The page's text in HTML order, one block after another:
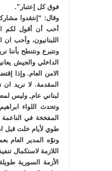
فوق كل إعتبار”.
وقال: “إنتقدوا
أحب أن أقول لكم
اللبنانيون، وأحب
ونتبرع ونتنطح
الداخلي والجيش
الامن العام. وإذا
المقدمة. لا نريد
لبناني عام, وليس
وتحدث اللواء
المفخخة في
طوي لأيام خلت قبل
ونوّه المدير العام
اللازمة لاستكمال
الأزمة السورية